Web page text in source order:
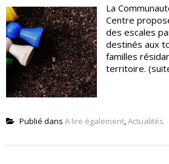
La
Centre
des escales
destinés aux
familles
territoire.
Publié dans A lire également,Actualités